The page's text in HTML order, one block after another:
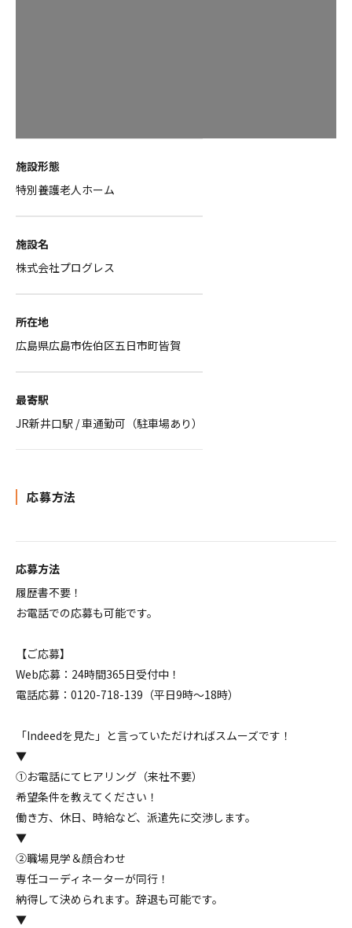
施設形態
特別養護老人ホーム
施設名
株式会社プログレス
所在地
広島県広島市佐伯区五日市町皆賀
最寄駅
JR新井口駅 / 車通勤可（駐車場あり）
応募方法
応募方法
履歴書不要！
お電話での応募も可能です。
【ご応募】
Web応募：24時間365日受付中！
電話応募：0120-718-139（平日9時～18時）
「Indeedを見た」と言っていただければスムーズです！
▼
①お電話にてヒアリング（来社不要）
希望条件を教えてください！
働き方、休日、時給など、派遣先に交渉します。
▼
②職場見学＆顔合わせ
専任コーディネーターが同行！
納得して決められます。辞退も可能です。
▼